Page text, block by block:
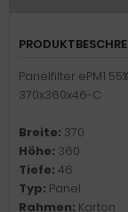
Panelfilter ePM1
370x360x46-C
Breite: 370
Höhe: 360
Tiefe: 46
Typ: Panel
Rahmen: Karton